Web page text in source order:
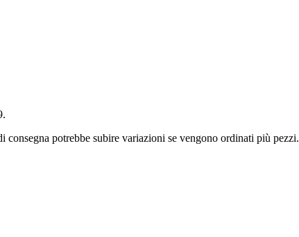
.
potrebbe subire variazioni se vengono ordinati più pezzi.